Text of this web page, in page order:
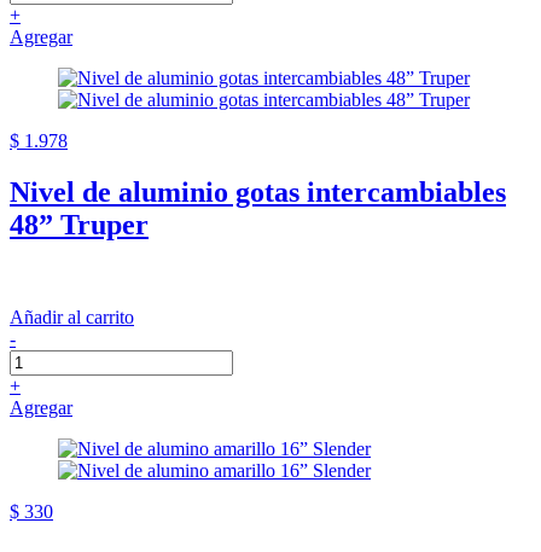
+
Agregar
$ 1.978
Nivel de aluminio gotas intercambiables
48” Truper
Añadir al carrito
-
+
Agregar
$ 330